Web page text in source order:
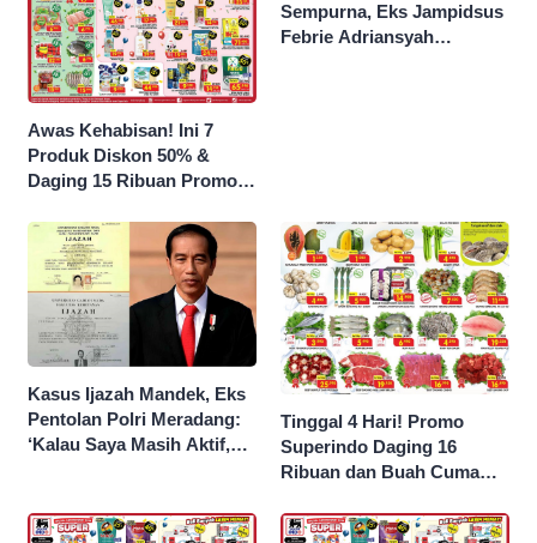
Awas Kehabisan! Ini 7
Produk Diskon 50% &
Daging 15 Ribuan Promo
Malam Ini
Sempurna, Eks Jampidsus
Febrie Adriansyah
Kasus Ijazah Mandek, Eks
Pentolan Polri Meradang:
‘Kalau Saya Masih Aktif,
Tinggal 4 Hari! Promo
Superindo Daging 16
Ribuan dan Buah Cuma